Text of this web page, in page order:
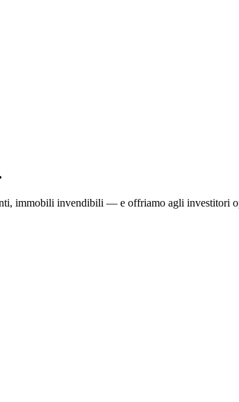
immobili invendibili — e offriamo agli investitori